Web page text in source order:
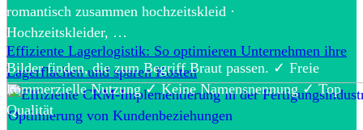
Effiziente Lagerlogistik: So optimieren Unternehmen ihre
Lagerflächen und sparen Kosten
romantisch zusammen hochzeitskleid ·
Hochzeitskleider, …
Bilder finden, die zum Begriff Braut passen. ✓ Freie
kommerzielle Nutzung ✓ Keine Namensnennung ✓ Top
Qualität